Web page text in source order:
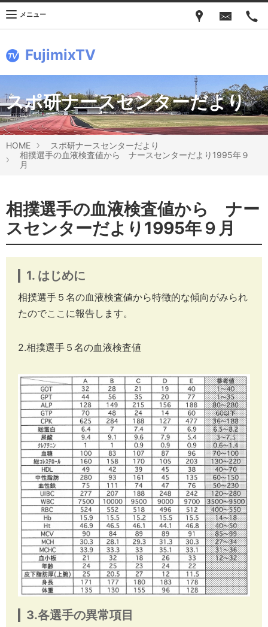
FujimixTV
メニュー
スポ研ナースセンターだより
HOME
スポ研ナースセンターだより
相撲選手の血液検査値から ナースセンターだより1995年９
月
相撲選手の血液検査値から ナー
スセンターだより1995年９月
1. はじめに
相撲選手５名の血液検査値から特徴的な傾向がみられ
たのでここに報告します。
2.相撲選手５名の血液検査値
3.各選手の異常項目